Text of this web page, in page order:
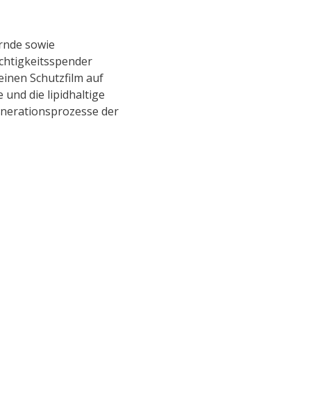
sowie
Schutzfilm auf
und die lipidhaltige
der